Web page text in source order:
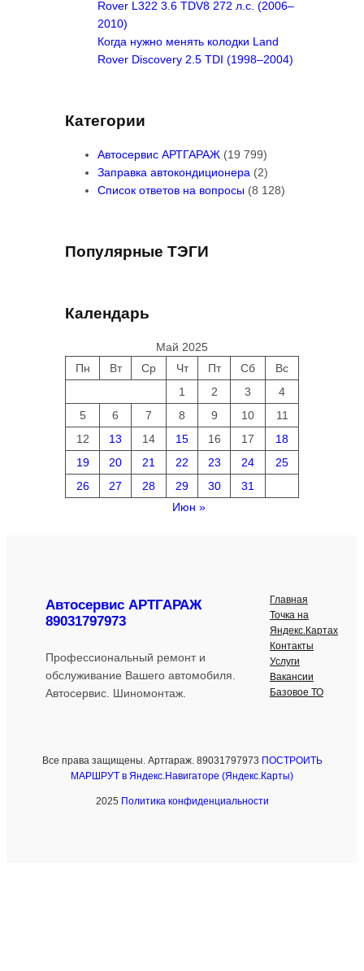
Rover L322 3.6 TDV8 272 л.с. (2006–
2010)
Когда нужно менять колодки Land
Rover Discovery 2.5 TDI (1998–2004)
Категории
Автосервис АРТГАРАЖ (19 799)
Заправка автокондиционера (2)
Список ответов на вопросы (8 128)
Популярные ТЭГИ
Календарь
Май 2025
Пн
Вт Ср Чт Пт Сб
Вс
1
2 3
4
5
6 7 8 9 10
11
12
13 14 15 16 17
18
19
20 21 22 23 24
25
26
27 28 29 30
31
Июн »
Автосервис АРТГАРАЖ
89031797973
Профессиональный ремонт и
обслуживание Вашего автомобиля.
Автосервис. Шиномонтаж.
Главная
Точка на
Яндекс.Картах
Контакты
Услуги
Вакансии
Базовое ТО
Все права защищены. Артгараж. 89031797973 ПОСТРОИТЬ
МАРШРУТ в Яндекс.Навигаторе (Яндекс.Карты)
2025 Политика конфиденциальности